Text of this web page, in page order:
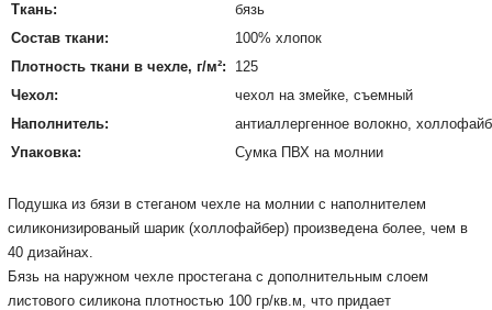
Ткань:
бязь
Состав ткани:
100% хлопок
Плотность ткани в чехле, г/м²:
125
Чехол:
чехол на змейке, съемный
Наполнитель:
антиаллергенное волокно,
Упаковка:
Сумка ПВХ на молнии
Подушка из бязи в стеганом чехле на молнии с наполнителем
силиконизированый шарик (холлофайбер) произведена более, чем в
40 дизайнах.
Бязь на наружном чехле простегана с дополнительным слоем
листового силикона плотностью 100 гр/кв.м, что придает